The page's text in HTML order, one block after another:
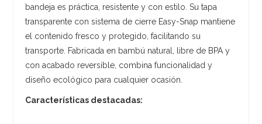
bandeja es práctica, resistente y con estilo. Su tapa
transparente con sistema de cierre Easy-Snap mantiene
el contenido fresco y protegido, facilitando su
transporte. Fabricada en bambú natural, libre de BPA y
con acabado reversible, combina funcionalidad y
diseño ecológico para cualquier ocasión.
Características destacadas: